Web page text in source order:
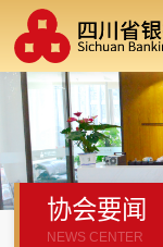
SCAN
协会要闻
NEWS CENTER